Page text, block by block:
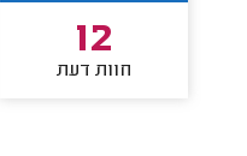
12
חוות דעת